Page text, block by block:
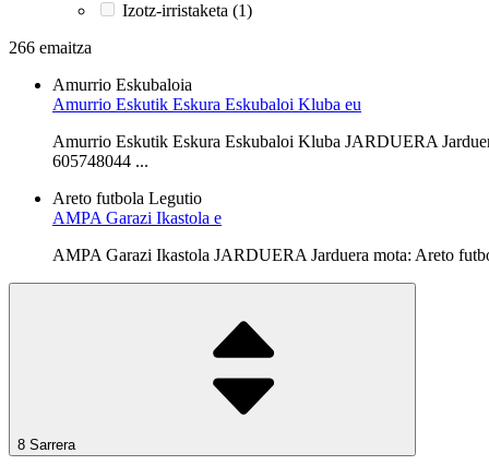
Izotz-irristaketa (1)
266 emaitza
Amurrio Eskubaloia
Amurrio Eskutik Eskura Eskubaloi Kluba eu
Amurrio Eskutik Eskura Eskubaloi Kluba JARDUERA
605748044 ...
Areto futbola Legutio
AMPA Garazi Ikastola e
AMPA Garazi Ikastola JARDUERA Jarduera mota: Areto
8 Sarrera